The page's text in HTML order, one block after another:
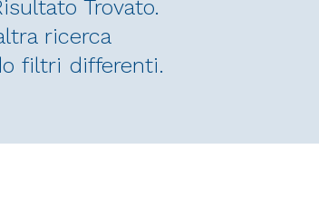
Trovato.
ricerca
filtri differenti.